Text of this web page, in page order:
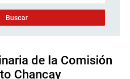
de la Comisión
Chancay